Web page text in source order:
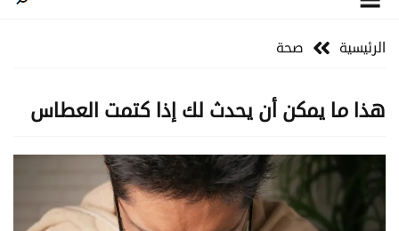
الرئيسية صحة
هذا ما يمكن أن يحدث لك إذا كتمت العطاس